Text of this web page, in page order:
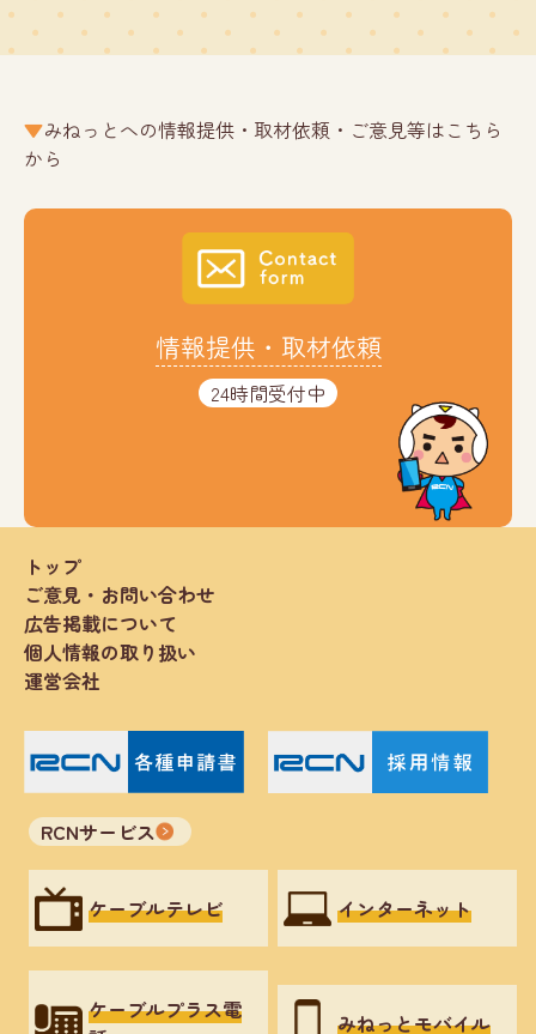
みねっとへの情報提供・取材依頼・ご意見等はこちら
から
情報提供・取材依頼
24時間受付中
トップ
ご意見・お問い合わせ
広告掲載について
個人情報の取り扱い
運営会社
RCNサービス
ケーブルテレビ インターネット
ケーブルプラス電
みねっとモバイル